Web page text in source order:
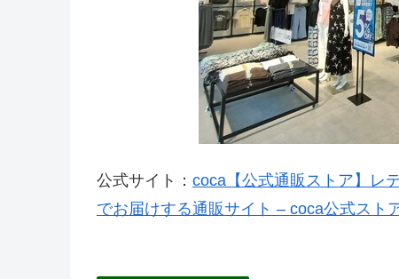
公式サイト： coca【公式通販ストア】レ
でお届けする通販サイト – coca公式スト